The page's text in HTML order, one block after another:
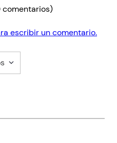
comentarios)
escribir un comentario.